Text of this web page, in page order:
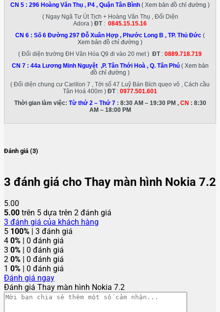
CN 5 : 296 Hoàng Văn Thụ , P4 , Quận Tân Bình ( Xem bản đồ chỉ đường )
( Ngay Ngã Tư Út Tịch + Hoàng Văn Thụ , Đối Diện
Adora ) ĐT: 0845.15.15.16
CN 6 : Số 6 Đường 297 Đỗ Xuân Hợp , Phước Long B , TP. Thủ Đức (
Xem bản đồ chỉ đường )
( Đối diện trường ĐH Văn Hóa Q9 đi vào 20 met ) ĐT: 0889.718.719
CN 7 : 44a Lương Minh Nguyệt ,P. Tân Thới Hoà , Q. Tân Phú ( Xem bản
đồ chỉ đường )
( Đối diện chung cư Carillon 7 , Tới số 47 Luỹ Bán Bích quẹo vô , Cách cầu
Tân Hoá 400m ) ĐT: 0977.501.601
Thời gian làm việc: Từ thứ 2 – Thứ 7: 8:30 AM – 19:30 PM , CN : 8:30
AM – 18:00 PM
Đánh giá (3)
3 đánh giá cho Thay màn hình Nokia 7.2
5.00
5.00 trên 5 dựa trên 2 đánh giá
3 đánh giá của khách hàng
5 100% | 3 đánh giá
4 0% | 0 đánh giá
3 0% | 0 đánh giá
2 0% | 0 đánh giá
1 0% | 0 đánh giá
Đánh giá ngay
Đánh giá Thay màn hình Nokia 7.2